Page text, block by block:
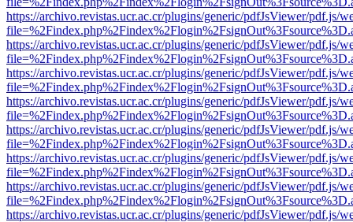
https://archivo.revistas.ucr.ac.cr/plugins/generic/pdfJsViewer/pdf.js/
https://archivo.revistas.ucr.ac.cr/plugins/generic/pdfJsViewer/pdf.js/
https://archivo.revistas.ucr.ac.cr/plugins/generic/pdfJsViewer/pdf.js/
https://archivo.revistas.ucr.ac.cr/plugins/generic/pdfJsViewer/pdf.js/
https://archivo.revistas.ucr.ac.cr/plugins/generic/pdfJsViewer/pdf.js/
https://archivo.revistas.ucr.ac.cr/plugins/generic/pdfJsViewer/pdf.js/
https://archivo.revistas.ucr.ac.cr/plugins/generic/pdfJsViewer/pdf.js/
https://archivo.revistas.ucr.ac.cr/plugins/generic/pdfJsViewer/pdf.js/